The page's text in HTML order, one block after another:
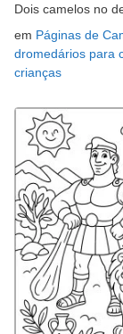
Dois camelos no
em Páginas de
dromedários para
crianças